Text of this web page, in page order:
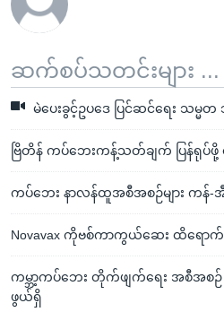
ဆက်စပ်သတင်းများ ...
မဲပေးခွင့်ဥပဒေ ပြင်ဆင်ရေး သမ္မတ
ဗြိတိန် ကပ်ဘေးကန့်သတ်ချက် ပြန်ရုပ်ဖို့
ကပ်ဘေး နာလန်ထူအစီအစဉ်များ ကန်
Novavax ကိုဗစ်ကာကွယ်ဆေး ထိရော
ကမ္ဘာ့ကပ်ဘေး တိုက်ဖျက်ရေး အစီအစဉ်
ဖွယ်ရှိ